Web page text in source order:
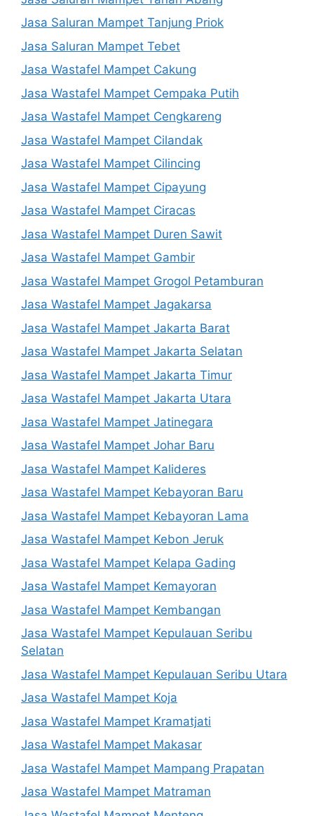
Jasa Saluran Mampet Tanjung Priok
Jasa Saluran Mampet Tebet
Jasa Wastafel Mampet Cakung
Jasa Wastafel Mampet Cempaka Putih
Jasa Wastafel Mampet Cengkareng
Jasa Wastafel Mampet Cilandak
Jasa Wastafel Mampet Cilincing
Jasa Wastafel Mampet Cipayung
Jasa Wastafel Mampet Ciracas
Jasa Wastafel Mampet Duren Sawit
Jasa Wastafel Mampet Gambir
Jasa Wastafel Mampet Grogol Petamburan
Jasa Wastafel Mampet Jagakarsa
Jasa Wastafel Mampet Jakarta Barat
Jasa Wastafel Mampet Jakarta Selatan
Jasa Wastafel Mampet Jakarta Timur
Jasa Wastafel Mampet Jakarta Utara
Jasa Wastafel Mampet Jatinegara
Jasa Wastafel Mampet Johar Baru
Jasa Wastafel Mampet Kalideres
Jasa Wastafel Mampet Kebayoran Baru
Jasa Wastafel Mampet Kebayoran Lama
Jasa Wastafel Mampet Kebon Jeruk
Jasa Wastafel Mampet Kelapa Gading
Jasa Wastafel Mampet Kemayoran
Jasa Wastafel Mampet Kembangan
Jasa Wastafel Mampet Kepulauan Seribu
Selatan
Jasa Wastafel Mampet Kepulauan Seribu Utara
Jasa Wastafel Mampet Koja
Jasa Wastafel Mampet Kramatjati
Jasa Wastafel Mampet Makasar
Jasa Wastafel Mampet Mampang Prapatan
Jasa Wastafel Mampet Matraman